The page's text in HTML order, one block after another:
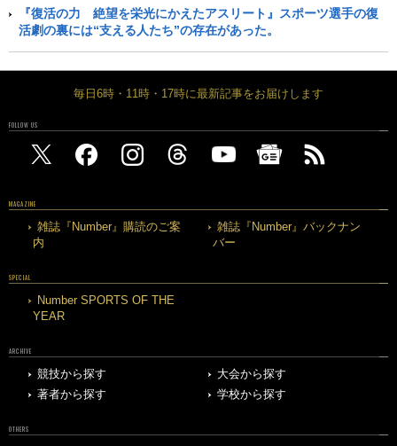
『復活の力 絶望を栄光にかえたアスリート』スポーツ選手の復
活劇の裏には“支える人たち”の存在があった。
毎日6時・11時・17時に最新記事をお届けします
FOLLOW US
MAGAZINE
雑誌『Number』購読のご案
内
雑誌『Number』バックナン
バー
SPECIAL
Number SPORTS OF THE
YEAR
ARCHIVE
競技から探す
大会から探す
著者から探す
学校から探す
OTHERS